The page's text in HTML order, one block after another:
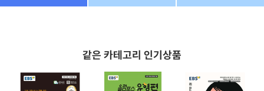
유형 연습④
dongeecom@naver.com
같은 카테고리 인기상품